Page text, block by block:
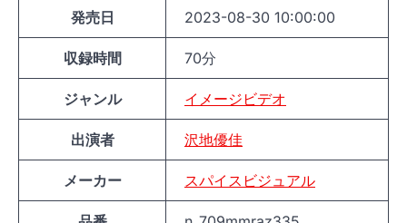
発売日 2023-08-30 10:00:00
収録時間 70分
ジャンル イメージビデオ
出演者 沢地優佳
メーカー スパイスビジュアル